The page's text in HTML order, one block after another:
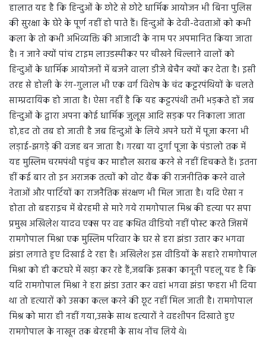
हालात यह है कि हिन्दुओं के छोटे से छोटे धार्मिक आयोजन भी बिना पुलिस
की सुरक्षा के घेरे के पूर्ण नहीं हो पाते हैं। हिन्दुओं के देवी-देवताओं को कभी
कला के तो कभी अभिव्यक्ति की आजादी के नाम पर अपमानित किया जाता
है। न जाने क्यों पांच टाइम लाउडस्पीकर पर चीखने चिल्लाने वालों को
हिन्दुओं के धार्मिक आयोजनों में बजने वाला डीजे बेचैन क्यों कर देता है। इसी
तरह से होली के रंग-गुलाल भी एक वर्ग विशेष के चंद कट्टरपंथियों के चलते
साम्प्रदायिक हो जाता है। ऐसा नहीं है कि यह कट्टरपंथी तभी भड़कते हों जब
हिन्दुओं के द्वारा अपना कोई धार्मिक जुलूस आदि सड़क पर निकाला जाता
हो,हद तो तब हो जाती है जब हिन्दुओं के लिये अपने घरों में पूजा करना भी
लड़ाई-झगड़े की वजह बन जाता है। गरबा या दुर्गा पूजा के पंडालो तक में
यह मुस्लिम चरमपंथी पहुंच कर माहौल खराब करने से नहीं हिचकते हैं। इतना
हीं कई बार तो इन अराजक तत्वों को वोट बैंक की राजनीतिक करने वाले
नेताओं और पार्टियों का राजनैतिक संरक्षण भी मिल जाता है। यदि ऐसा न
होता तो बहराइच में बेरहमी से मारे गये रामगोपाल मिश्र की हत्या पर सपा
प्रमुख अखिलेश यादव एक्स पर वह कथित वीडियो नहीं पोस्ट करते जिसमें
रामगोपाल मिश्रा एक मुस्लिम परिवार के घर से हरा झंडा उतार कर भगवा
झंडा लगाते हुए दिखाई दे रहा है। अखिलेश इस वीडियों के सहारे रामगोपाल
मिश्रा को ही कटघरे में खड़ा कर रहे हैं,जबकि इसका कानूनी पहलू यह है कि
यदि रामगोपाल मिश्रा ने हरा झंडा उतार कर वहां भगवा झंडा फहरा भी दिया
था तो हत्यारों को उसका कत्ल करने की छूट नहीं मिल जाती है। रामगोपाल
मिश्र को मारा ही नहीं गया,उसके साथ हत्यारों ने वहशीपन दिखाते हुए
रामगोपाल के नाखून तक बेरहमी के साथ नोंच लिये थे।